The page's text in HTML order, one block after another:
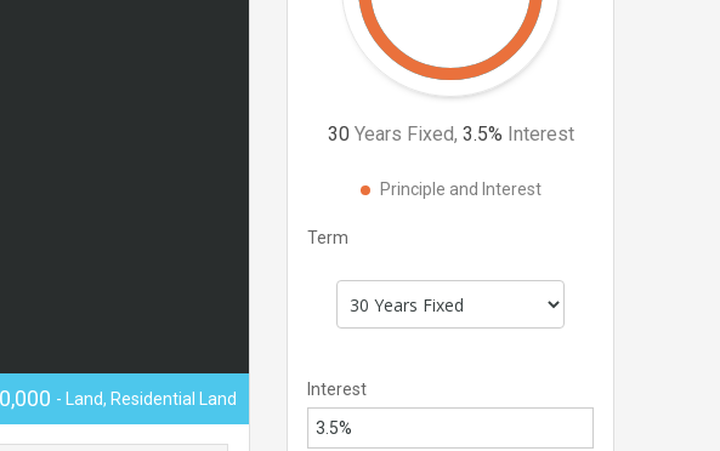
- Land, Residential Land
30 Years Fixed, 3.5% Interest
Principle and Interest
Term
Interest